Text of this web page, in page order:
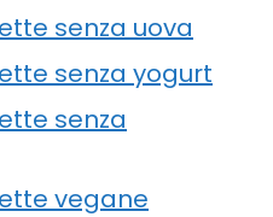
senza uova
senza yogurt
senza
vegane